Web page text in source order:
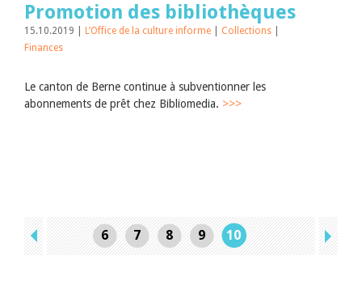
Promotion des bibliothèques
15.10.2019 | L’Office de la culture informe Collections
Finances
Le canton de Berne continue à subventionner les
abonnements de prêt chez Bibliomedia. >>>
6 7 8 9 10